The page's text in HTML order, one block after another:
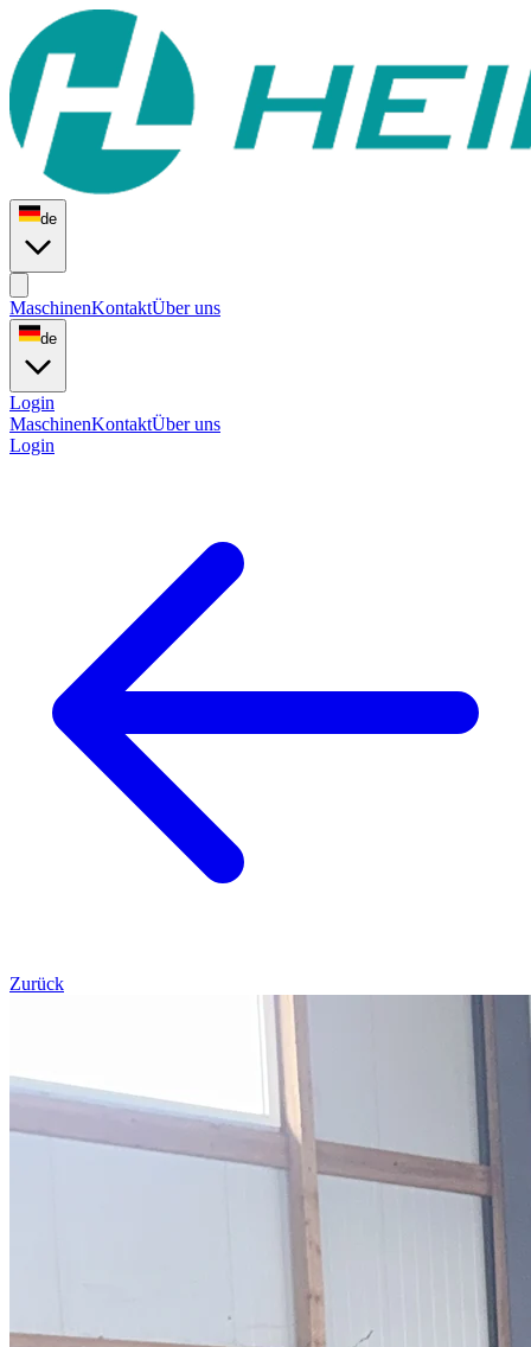
de
MaschinenKontaktÜber uns
de
Login
MaschinenKontaktÜber uns
Login
Zurück